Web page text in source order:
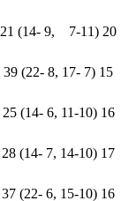
21 (14- 9, 7-11) 20
39 (22- 8, 17- 7) 15
25 (14- 6, 11-10) 16
28 (14- 7, 14-10) 17
37 (22- 6, 15-10) 16